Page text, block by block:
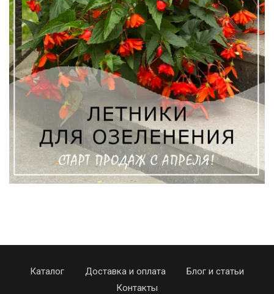
Каталог Доставка и оплата
Блог и статьи
Контакты